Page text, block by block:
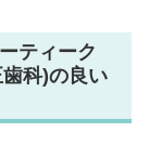
ティーク
科)の良い